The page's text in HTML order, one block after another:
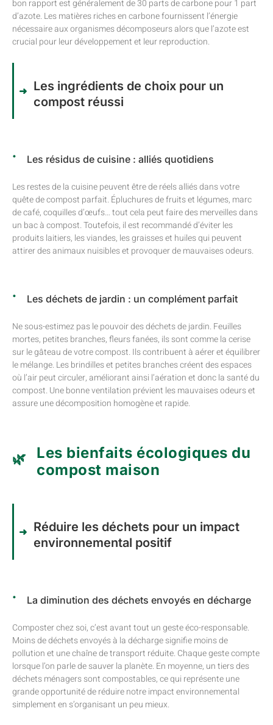
bon rapport est généralement de 30 parts de carbone pour 1 part
d’azote. Les matières riches en carbone fournissent l’énergie
nécessaire aux organismes décomposeurs alors que l’azote est
crucial pour leur développement et leur reproduction.
Les ingrédients de choix pour un
compost réussi
Les résidus de cuisine : alliés quotidiens
Les restes de la cuisine peuvent être de réels alliés dans votre
quête de compost parfait. Épluchures de fruits et légumes, marc
de café, coquilles d’œufs… tout cela peut faire des merveilles dans
un bac à compost. Toutefois, il est recommandé d’éviter les
produits laitiers, les viandes, les graisses et huiles qui peuvent
attirer des animaux nuisibles et provoquer de mauvaises odeurs.
Les déchets de jardin : un complément parfait
Ne sous-estimez pas le pouvoir des déchets de jardin. Feuilles
mortes, petites branches, fleurs fanées, ils sont comme la cerise
sur le gâteau de votre compost. Ils contribuent à aérer et équilibrer
le mélange. Les brindilles et petites branches créent des espaces
où l’air peut circuler, améliorant ainsi l’aération et donc la santé du
compost. Une bonne ventilation prévient les mauvaises odeurs et
assure une décomposition homogène et rapide.
Les bienfaits écologiques du
compost maison
Réduire les déchets pour un impact
environnemental positif
La diminution des déchets envoyés en décharge
Composter chez soi, c’est avant tout un geste éco-responsable.
Moins de déchets envoyés à la décharge signifie moins de
pollution et une chaîne de transport réduite. Chaque geste compte
lorsque l’on parle de sauver la planète. En moyenne, un tiers des
déchets ménagers sont compostables, ce qui représente une
grande opportunité de réduire notre impact environnemental
simplement en s’organisant un peu mieux.